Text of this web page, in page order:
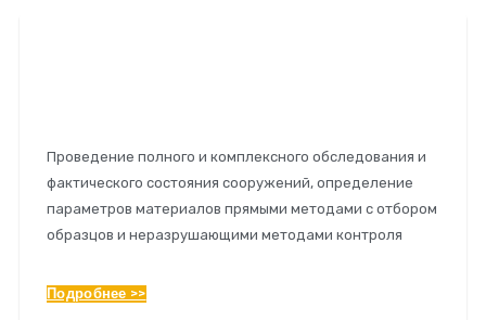
Проведение полного и комплексного обследования и
фактического состояния сооружений, определение
параметров материалов прямыми методами с отбором
образцов и неразрушающими методами контроля
Подробнее >>